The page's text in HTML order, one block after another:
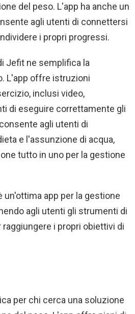
del peso. L'app ha anche un
agli utenti di connettersi
i propri progressi.
Jefit ne semplifica la
L'app offre istruzioni
inclusi video,
di eseguire correttamente gli
agli utenti di
e l'assunzione di acqua,
tutto in uno per la gestione
app per la gestione
agli utenti gli strumenti di
i propri obiettivi di
per chi cerca una soluzione